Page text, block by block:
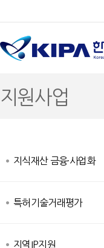
지원사업
지식재산 금융·사업화
특허기술거래평가
지역IP지원